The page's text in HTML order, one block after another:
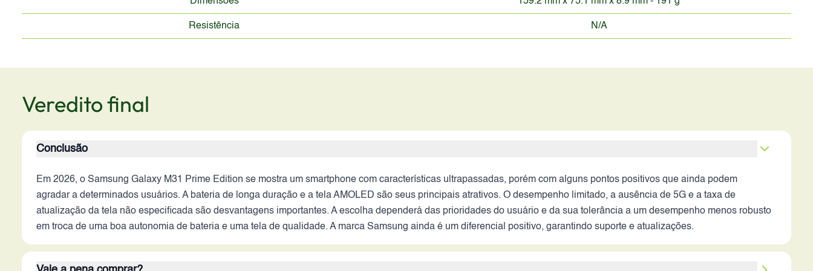
Resistência N/A
Veredito final
Conclusão
Em 2026, o Samsung Galaxy M31 Prime Edition se mostra um smartphone com características ultrapassadas, porém com alguns pontos positivos que ainda podem
agradar a determinados usuários. A bateria de longa duração e a tela AMOLED são seus principais atrativos. O desempenho limitado, a ausência de 5G e a taxa de
atualização da tela não especificada são desvantagens importantes. A escolha dependerá das prioridades do usuário e da sua tolerância a um desempenho menos robusto
em troca de uma boa autonomia de bateria e uma tela de qualidade. A marca Samsung ainda é um diferencial positivo, garantindo suporte e atualizações.